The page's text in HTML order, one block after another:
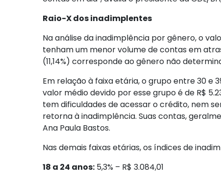
Raio-X dos inadimplentes
Na análise da inadimplência por gênero, o
tenham um menor volume de contas em
(11,14%) corresponde ao gênero não
Em relação à faixa etária, o grupo entre 30 e
valor médio devido por esse grupo é de R$
tem dificuldades de acessar o crédito, nem
retorna à inadimplência. Suas contas,
Ana Paula Bastos.
Nas demais faixas etárias, os índices de
18 a 24 anos: 5,3% – R$ 3.084,01